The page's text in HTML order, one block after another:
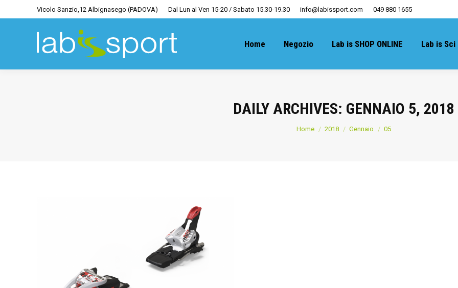
Vicolo Sanzio,12 Albignasego (PADOVA) Dal Lun al Ven 15-20 / Sabato 15.30-19.30 info@labissport.com 049 880 1655
Home Negozio Lab is SHOP ONLINE Lab is Sci
DAILY ARCHIVES: GENNAIO 5, 2018
You are here:
Home 2018 Gennaio 05